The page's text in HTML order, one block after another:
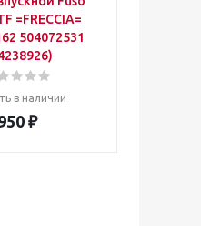
=FRECCIA=
504072531
в наличии
₽